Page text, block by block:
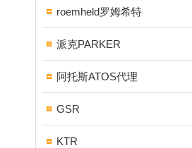
roemheld罗姆希特
派克PARKER
阿托斯ATOS代理
GSR
KTR